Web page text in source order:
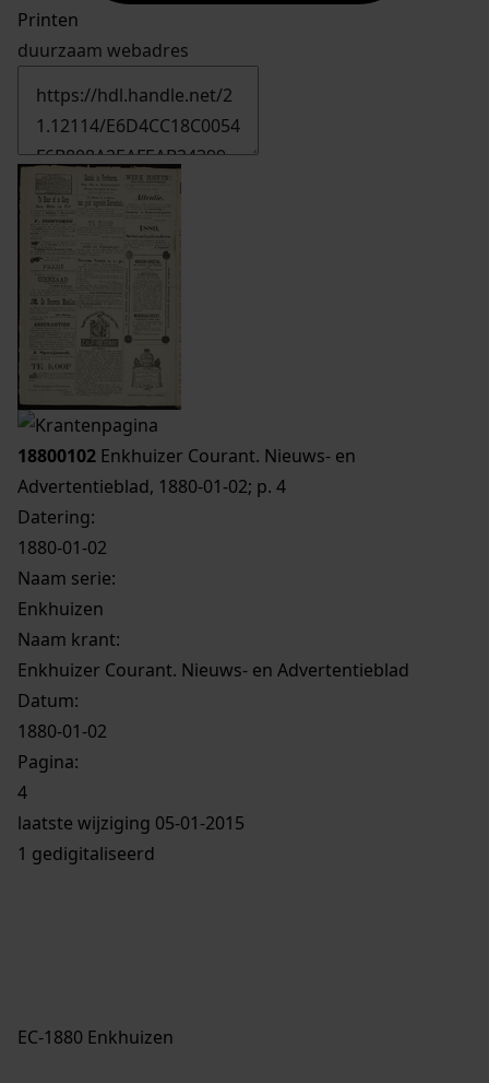
Printen
duurzaam webadres
18800102 Enkhuizer Courant. Nieuws- en
Advertentieblad, 1880-01-02; p. 4
Datering:
1880-01-02
Naam serie:
Enkhuizen
Naam krant:
Enkhuizer Courant. Nieuws- en Advertentieblad
Datum:
1880-01-02
Pagina:
4
laatste wijziging 05-01-2015
1 gedigitaliseerd
EC-1880 Enkhuizen